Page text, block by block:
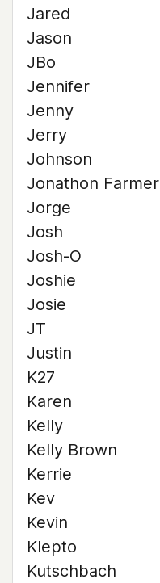
Jared
Jason
JBo
Jennifer
Jenny
Jerry
Johnson
Jonathon Farmer
Jorge
Josh
Josh-O
Joshie
Josie
JT
Justin
K27
Karen
Kelly
Kelly Brown
Kerrie
Kev
Kevin
Klepto
Kutschbach